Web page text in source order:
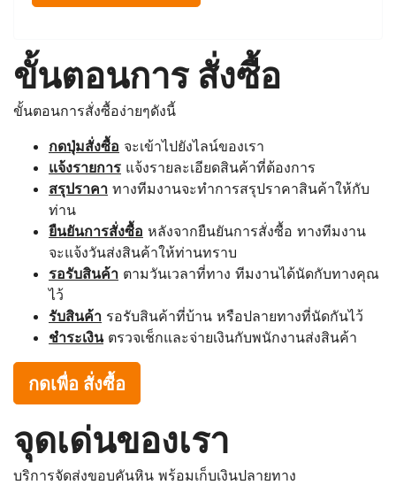
ขั้นตอนการ สั่งซื้อ
ขั้นตอนการสั่งซื้อง่ายๆดังนี้
กดปุ่มสั่งซื้อ จะเข้าไปยังไลน์ของเรา
แจ้งรายการ แจ้งรายละเอียดสินค้าที่ต้องการ
สรุปราคา ทางทีมงานจะทำการสรุปราคาสินค้าให้กับ
ท่าน
ยืนยันการสั่งซื้อ หลังจากยืนยันการสั่งซื้อ ทางทีมงาน
จะแจ้งวันส่งสินค้าให้ท่านทราบ
รอรับสินค้า ตามวันเวลาที่ทาง ทีมงานได้นัดกับทางคุณ
ไว้
รับสินค้า รอรับสินค้าที่บ้าน หรือปลายทางที่นัดกันไว้
ชำระเงินตรวจเช็กและจ่ายเงินกับพนักงานส่งสินค้า
กดเพื่อ สั่งซื้อ
จุดเด่นของเรา
บริการจัดส่งขอบคันหิน พร้อมเก็บเงินปลายทาง